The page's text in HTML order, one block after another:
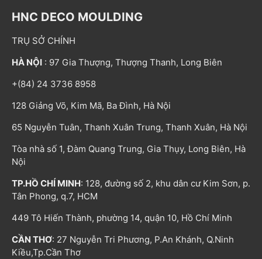
HNC DECO MOULDING
TRỤ SỞ CHÍNH
HÀ NỘI : 97 Gia Thượng, Thượng Thanh, Long Biên
+(84) 24 3736 8958
128 Giảng Võ, Kim Mã, Ba Đình, Hà Nội
65 Nguyễn Tuân, Thanh Xuân Trung, Thanh Xuân, Hà Nội
Tòa nhà số 1, Đàm Quang Trung, Gia Thụy, Long Biên, Hà
Nội
TP.HỒ CHÍ MINH: 128, đường số 2, khu dân cư Kim Sơn, p.
Tân Phong, q.7, HCM
449 Tô Hiến Thành, phường 14, quận 10, Hồ Chí Minh
CẦN THƠ: 27 Nguyễn Tri Phương, P.An Khánh, Q.Ninh
Kiều,Tp.Cần Thơ